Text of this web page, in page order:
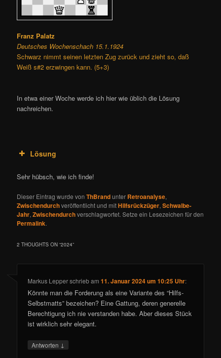
Franz Palatz
Deutsches Wochenschach 15.1.1924
Schwarz nimmt seinen letzten Zug zurück und zieht so, daß
Weiß s#2 erzwingen kann. (5+3)
In etwa einer Woche werde ich hier wie üblich die Lösung
nachreichen.
Lösung
Sehr hübsch, wie ich finde!
Dieser Eintrag wurde vonThBrandunter Retroanalyse,
Zwischendurchveröffentlicht und mitHilfsrückzüger,Schwalbe-
Jahr,Zwischendurchverschlagwortet. Setze ein Lesezeichen für den
Permalink.
2 THOUGHTS ON “2024”
Markus Lepperschriebam11. Januar 2024 um 10:25 Uhr:
Könnte man die Forderung als eine Variante des “Hilfs-
Selbstmatts” bezeichen? Eine Gattung, deren generelle
Berechtigung ich nie verstanden habe. Aber dieses Stück
ist wirklich sehr elegant.
Antworten ↓